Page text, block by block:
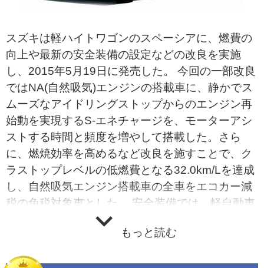
スズキは軽ハイトワゴンのスペーシアに、燃費の
向上や最新の安全装備の設定などの改良を実施
し、2015年5月19日に発売した。 今回の一部改良
ではNA(自然吸気)エンジンの搭載車に、静かでス
ムーズなアイドリングストップからのエンジン再
始動を実現するS-エネチャージを、モーターアシ
ストする時間と頻度を増やして搭載した。さら
に、燃焼効率を高めるなど改良を施すことで、ク
ラストップレベルの低燃費となる32.0km/Lを達成
し、自然吸気エンジン搭載車の全車をエコカー減
税の免税対象車とした。 安全装備では、軽自動車
として初めてステレオカメラを採用した進緊急自
動ブレーキのデュアルカメラブレーキサポートを
もっと読む